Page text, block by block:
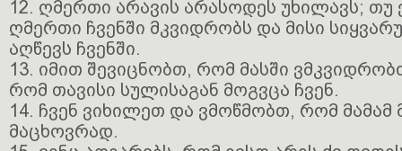
12. ღმერთი არავის არასოდეს უხილავს; თუ
ღმერთი ჩვენში მკვიდრობს და მისი
აღწევს ჩვენში.
13. იმით შევიცნობთ, რომ მასში
რომ თავისი სულისაგან მოგვცა ჩვენ.
14. ჩვენ ვიხილეთ და ვმოწმობთ, რომ მამამ
მაცხოვრად.